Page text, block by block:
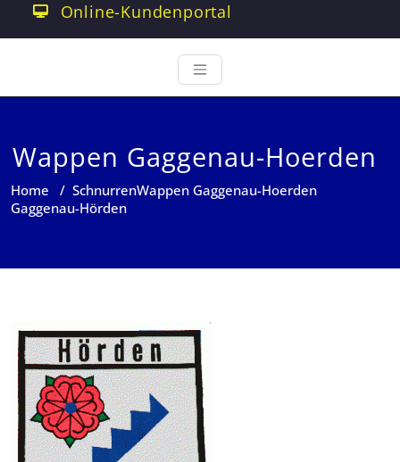
Online-Kundenportal
Wappen Gaggenau-Hoerden
Home / Schnurren
Gaggenau-Hörden
Wappen Gaggenau-Hoerden